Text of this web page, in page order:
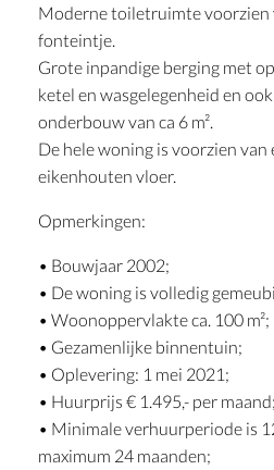
Moderne toiletruimte voorzien
fonteintje.
Grote inpandige berging met
ketel en wasgelegenheid en
onderbouw van ca 6 m².
De hele woning is voorzien van
eikenhouten vloer.
Opmerkingen:
• Bouwjaar 2002;
• De woning is volledig
• Woonoppervlakte ca. 100 m²;
• Gezamenlijke binnentuin;
• Oplevering: 1 mei 2021;
• Huurprijs € 1.495,- per maand;
• Minimale verhuurperiode is
maximum 24 maanden;